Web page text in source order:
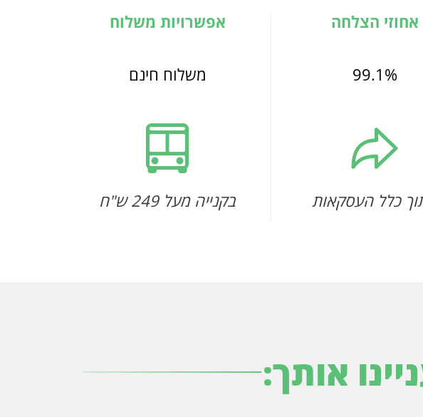
אחוזי הצלחה
99.1%
כלל העסקאות
אפשרויות משלוח
משלוח חינם
בקנייה מעל 249 ש"ח
אותך: